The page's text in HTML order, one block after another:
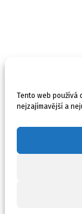
Tento web používá
nejzajímavější a